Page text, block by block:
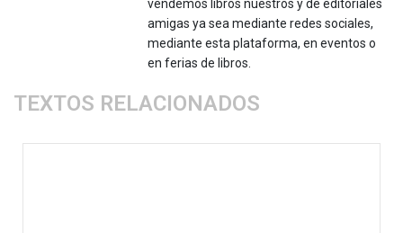
vendemos libros nuestros y de editoriales
amigas ya sea mediante redes sociales,
mediante esta plataforma, en eventos o
en ferias de libros.
TEXTOS RELACIONADOS